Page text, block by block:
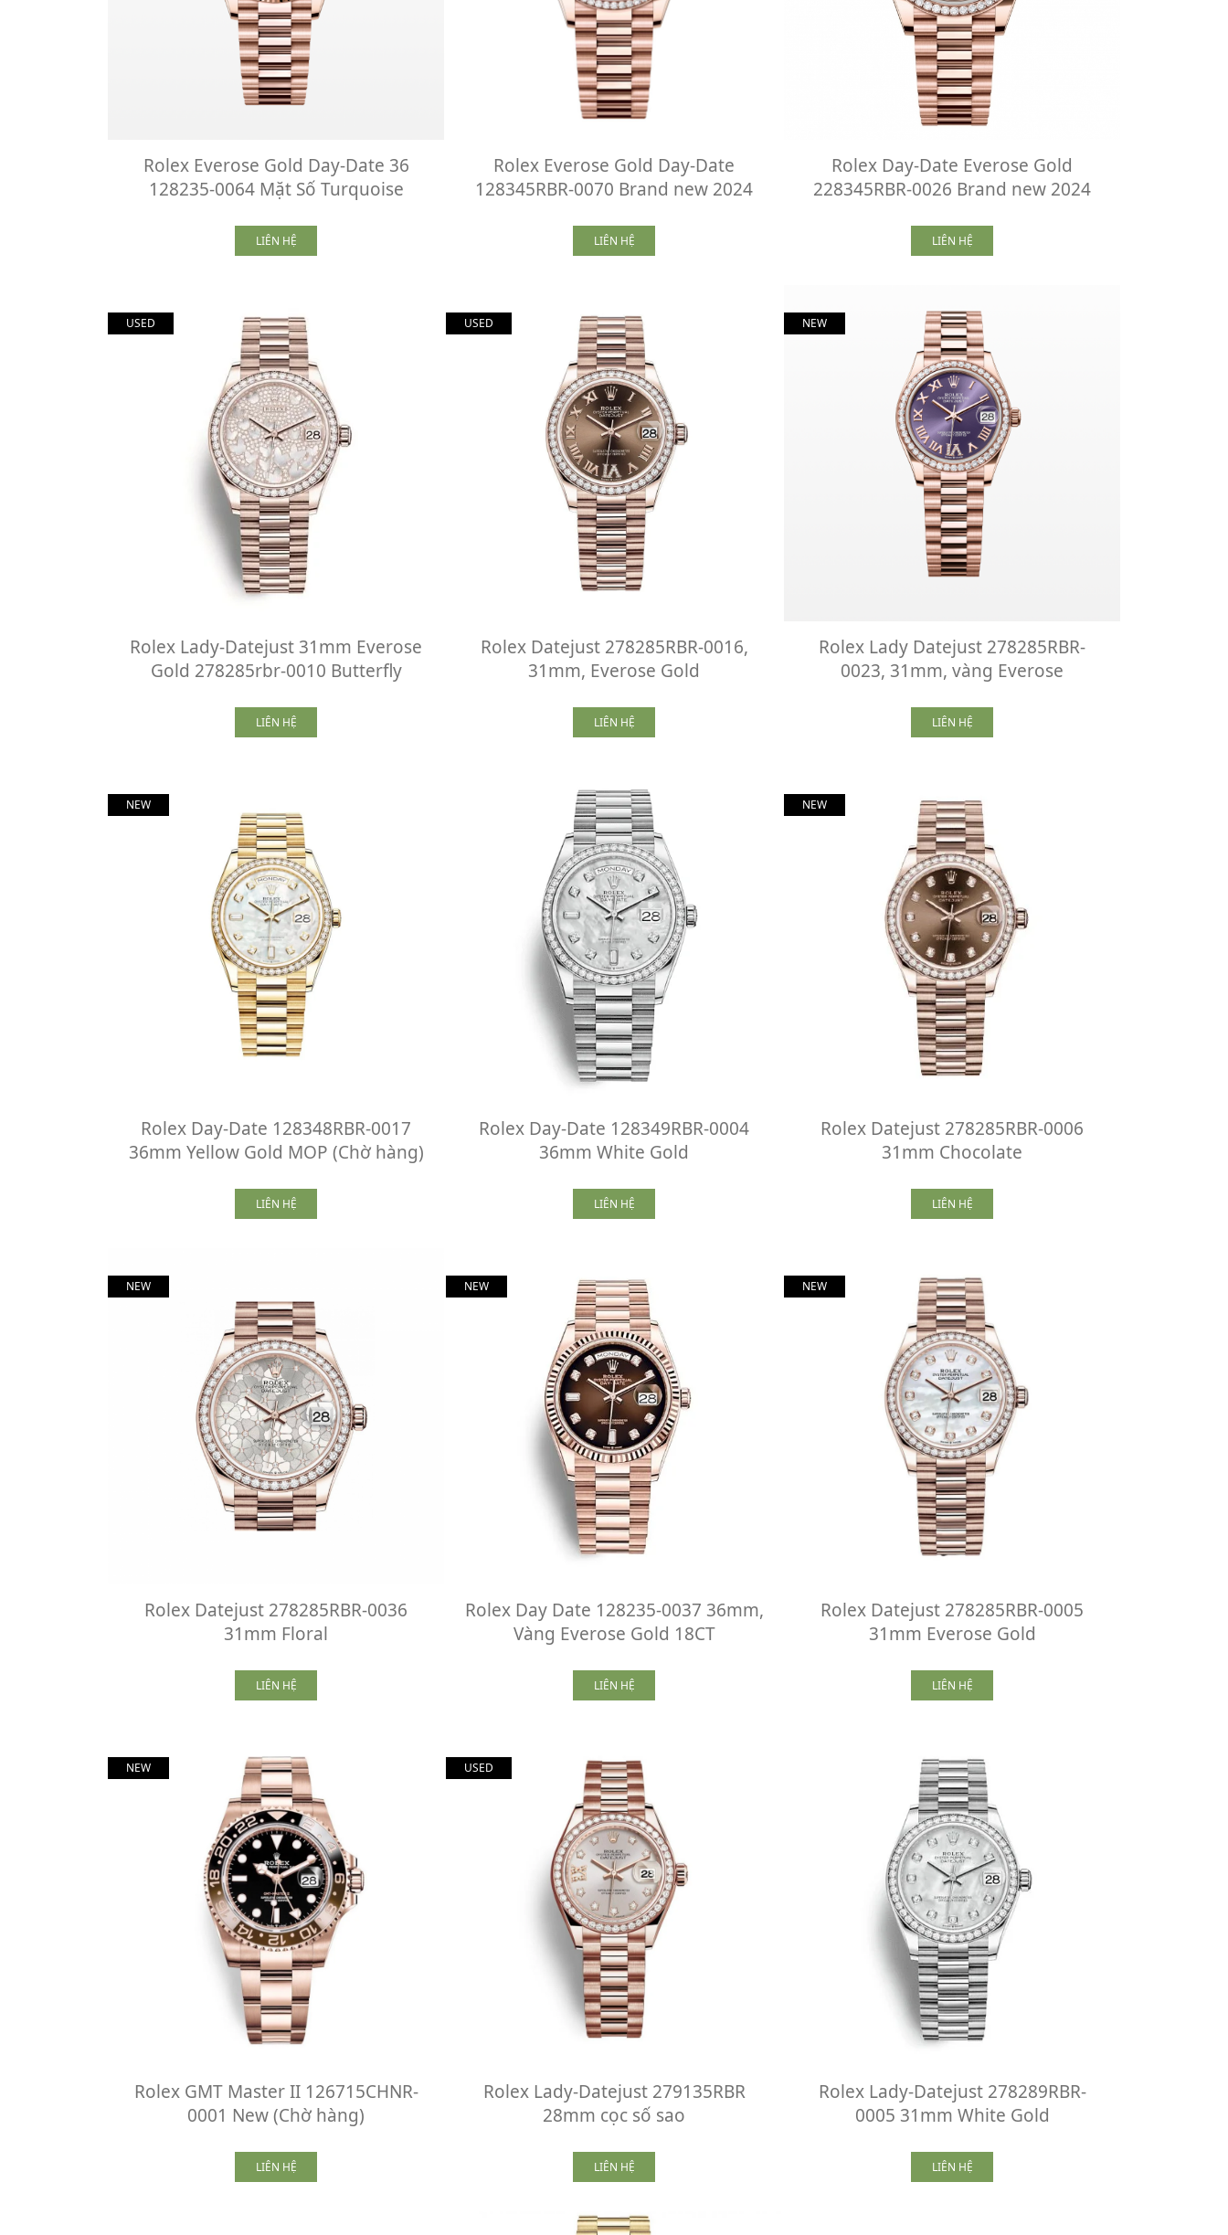
Rolex Everose Gold Day-Date 36
128235-0064 Mặt Số Turquoise
LIÊN HỆ
Rolex Everose Gold Day-Date
128345RBR-0070 Brand new 2024
LIÊN HỆ
Rolex Day-Date Everose Gold
228345RBR-0026 Brand new 2024
LIÊN HỆ
USED
Rolex Lady-Datejust 31mm Everose
Gold 278285rbr-0010 Butterfly
LIÊN HỆ
USED
Rolex Datejust 278285RBR-0016,
31mm, Everose Gold
LIÊN HỆ
NEW
Rolex Lady Datejust 278285RBR-
0023, 31mm, vàng Everose
LIÊN HỆ
NEW
Rolex Day-Date 128348RBR-0017
36mm Yellow Gold MOP (Chờ hàng)
LIÊN HỆ
Rolex Day-Date 128349RBR-0004
36mm White Gold
LIÊN HỆ
NEW
Rolex Datejust 278285RBR-0006
31mm Chocolate
LIÊN HỆ
NEW
Rolex Datejust 278285RBR-0036
31mm Floral
LIÊN HỆ
NEW
Rolex Day Date 128235-0037 36mm,
Vàng Everose Gold 18CT
LIÊN HỆ
NEW
Rolex Datejust 278285RBR-0005
31mm Everose Gold
LIÊN HỆ
NEW
Rolex GMT Master II 126715CHNR-
0001 New (Chờ hàng)
LIÊN HỆ
USED
Rolex Lady-Datejust 279135RBR
28mm cọc số sao
LIÊN HỆ
Rolex Lady-Datejust 278289RBR-
0005 31mm White Gold
LIÊN HỆ